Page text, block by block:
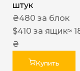
штук
₴480 за блок
$410 за ящик≈
₴
Купить